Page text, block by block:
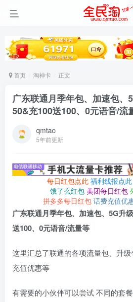
首页 淘神卡 正文
广东联通月季年包、加速包、
50&充100送100、0元语音/流
qmtao
5年前更新
每日红包点此 福利线报点此
饿了么红包 美团每日红包
拼多多每日红包 话费充值优
广东联通月季年包、加速包、5G升
送100、0元语音/流量等
这里汇总了联通的各项流量包、升级
充值优惠等
有需要的小伙伴可以尝试 不同的套